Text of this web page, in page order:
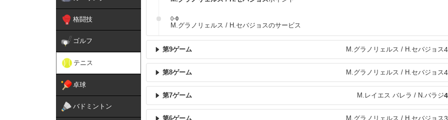
格闘技
ゴルフ
テニス
卓球
バドミントン
0-0
M.グラノリェルス / H.セバジョスのサービス
第9ゲーム M.グラノリェルス / H.セバジョス4
第8ゲーム M.グラノリェルス / H.セバジョス4
第7ゲーム M.レイエス バレラ / N.バラジ4
第6ゲーム M.グラノリェルス / H.セバジョス